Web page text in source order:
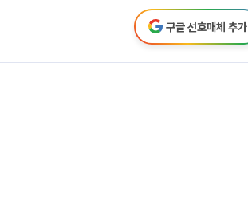
구글 선호매체 추가